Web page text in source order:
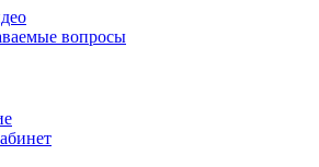
вопросы